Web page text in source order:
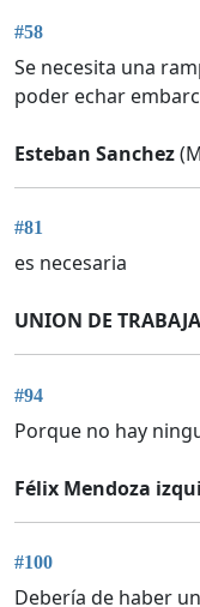
#58
Se necesita una
poder echar
Esteban Sanchez
#81
es necesaria
UNION DE
#94
Porque no hay
Félix Mendoza
#100
Debería de haber